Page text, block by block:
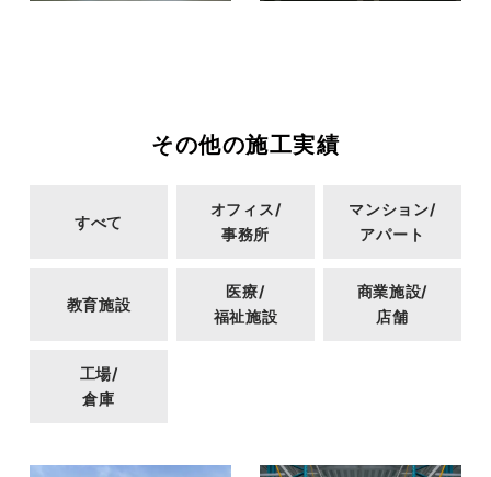
その他の施工実績
すべて
オフィス/
事務所
マンション/
アパート
教育施設
医療/
福祉施設
商業施設/
店舗
工場/
倉庫